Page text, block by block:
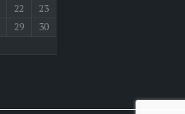
22
23
29
30